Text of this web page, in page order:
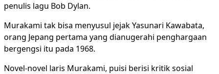
penulis lagu Bob Dylan.
Murakami tak bisa menyusul jejak Yasunari Kawabata,
orang Jepang pertama yang dianugerahi penghargaan
bergengsi itu pada 1968.
Novel-novel laris Murakami, puisi berisi kritik sosial